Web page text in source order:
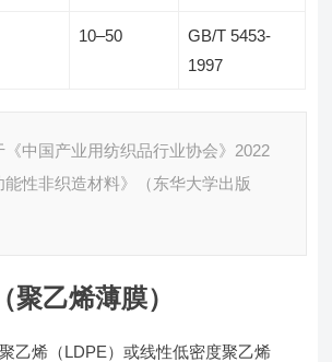
10–50
GB/T 5453-
1997
中国产业用纺织品行业协会》2022
性非织造材料》（东华大学出版
聚乙烯薄膜）
乙烯（LDPE）或线性低密度聚乙烯